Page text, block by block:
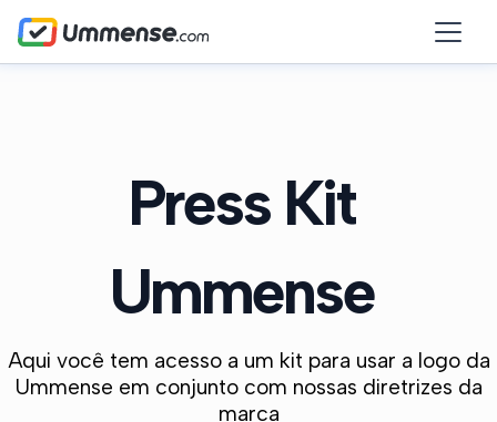
Press Kit
Ummense
Aqui você tem acesso a um kit para usar a logo da
Ummense em conjunto com nossas diretrizes da
marca